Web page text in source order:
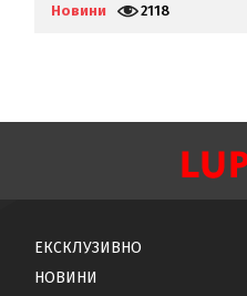
Новини 2118
ЕКСКЛУЗИВНО
НОВИНИ